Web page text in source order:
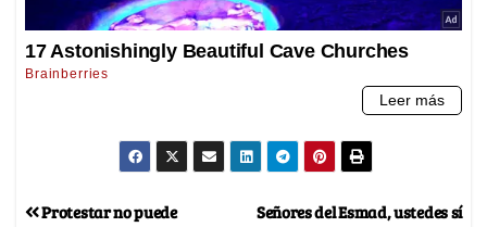
Señores del Esmad, ustedes sí
Protestar no puede